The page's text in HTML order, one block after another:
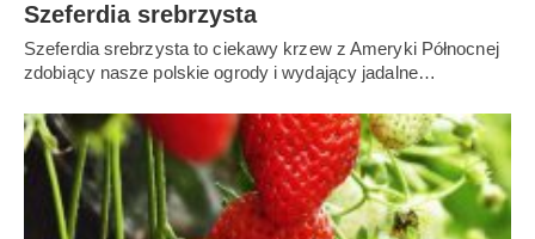
Szeferdia srebrzysta
Szeferdia srebrzysta to ciekawy krzew z Ameryki Północnej
zdobiący nasze polskie ogrody i wydający jadalne…